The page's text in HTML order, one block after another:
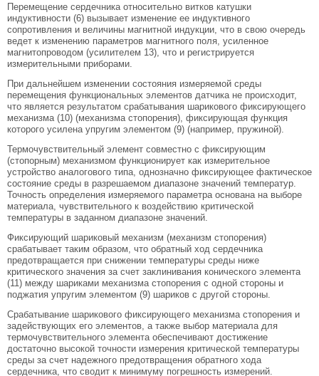
Перемещение сердечника относительно витков катушки
индуктивности (6) вызывает изменение ее индуктивного
сопротивления и величины магнитной индукции, что в свою очередь
ведет к изменению параметров магнитного поля, усиленное
магнитопроводом (усилителем 13), что и регистрируется
измерительными приборами.
При дальнейшем изменении состояния измеряемой среды
перемещения функциональных элементов датчика не происходит,
что является результатом срабатывания шарикового фиксирующего
механизма (10) (механизма стопорения), фиксирующая функция
которого усилена упругим элементом (9) (например, пружиной).
Термочувствительный элемент совместно с фиксирующим
(стопорным) механизмом функционирует как измерительное
устройство аналогового типа, однозначно фиксирующее фактическое
состояние среды в разрешаемом диапазоне значений температур.
Точность определения измеряемого параметра основана на выборе
материала, чувствительного к воздействию критической
температуры в заданном диапазоне значений.
Фиксирующий шариковый механизм (механизм стопорения)
срабатывает таким образом, что обратный ход сердечника
предотвращается при снижении температуры среды ниже
критического значения за счет заклинивания конического элемента
(11) между шариками механизма стопорения с одной стороны и
поджатия упругим элементом (9) шариков с другой стороны.
Срабатывание шарикового фиксирующего механизма стопорения и
задействующих его элементов, а также выбор материала для
термочувствительного элемента обеспечивают достижение
достаточно высокой точности измерения критической температуры
среды за счет надежного предотвращения обратного хода
сердечника, что сводит к минимуму погрешность измерений.